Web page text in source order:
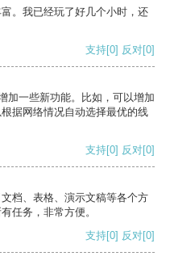
。我已经玩了好几个小时，还
支持[0] 反对[0]
加一些新功能。比如，可以增加
据网络情况自动选择最优的线
支持[0] 反对[0]
档、表格、演示文稿等各个方
任务，非常方便。
支持[0] 反对[0]